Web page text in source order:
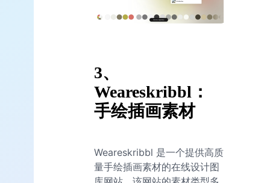
3、
Weareskribbl：
手绘插画素材
Weareskribbl 是一个提供高质
量手绘插画素材的在线设计图